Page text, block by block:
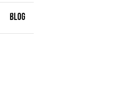
BLOG